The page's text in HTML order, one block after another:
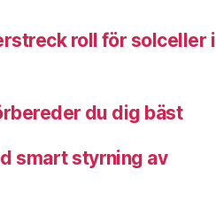
roll för solceller i
du dig bäst
smart styrning av